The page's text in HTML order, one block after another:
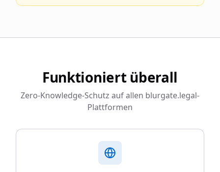
Funktioniert überall
Zero-Knowledge-Schutz auf allen blurgate.legal-
Plattformen